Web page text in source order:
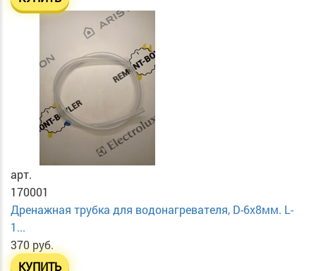
арт.
170001
Дренажная трубка для водонагревателя, D-6х8мм. L-
1...
370 руб.
КУПИТЬ